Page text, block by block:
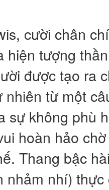
cười chân
hiện tượng
được tạo ra
nhiên từ một
sự không phù
hoàn hảo
Thang bậc
nhảm nhí)